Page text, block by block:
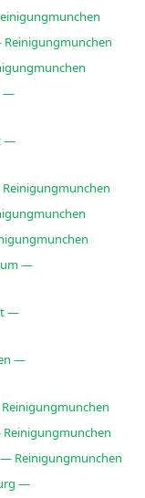
—
—
—
—
—
Reinigungmunchen
—